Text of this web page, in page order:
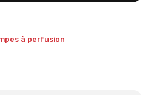
à perfusion